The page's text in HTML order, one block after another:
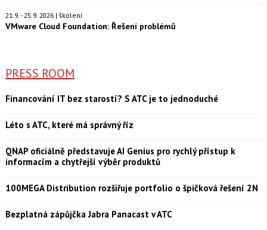
21.9. - 25.9. 2026 | školení
VMware Cloud Foundation: Řešení problémů
PRESS ROOM
Financování IT bez starostí? S ATC je to jednoduché
Léto s ATC, které má správný říz
QNAP oficiálně představuje AI Genius pro rychlý přístup k
informacím a chytřejší výběr produktů
100MEGA Distribution rozšiřuje portfolio o špičková řešení 2N
Bezplatná zápůjčka Jabra Panacast v ATC